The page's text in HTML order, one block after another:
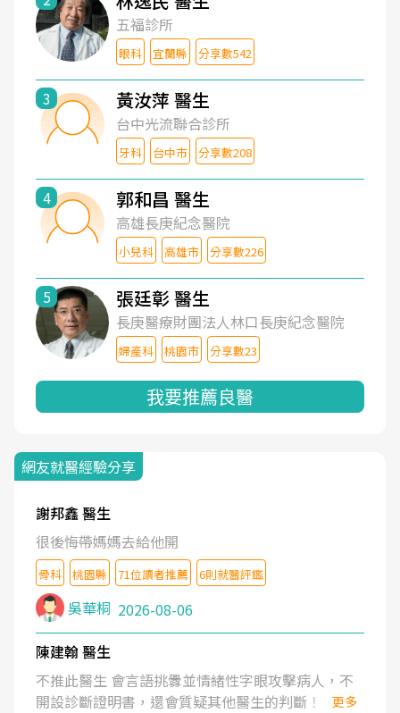
五福診所
眼科 宜蘭縣 分享數542
3 黃汝萍 醫生
台中光流聯合診所
牙科 台中市 分享數208
4 郭和昌 醫生
高雄長庚紀念醫院
小兒科 高雄市 分享數226
5 張廷彰 醫生
長庚醫療財團法人林口長庚紀念醫院
婦產科 桃園市 分享數23
我要推薦良醫
網友就醫經驗分享
謝邦鑫 醫生
很後悔帶媽媽去給他開
骨科 桃園縣 71位讀者推薦 6則就醫評鑑
吳華桐 2026-08-06
陳建翰 醫生
不推此醫生 會言語挑釁並情緒性字眼攻擊病人，不
開設診斷證明書，還會質疑其他醫生的判斷！
更多